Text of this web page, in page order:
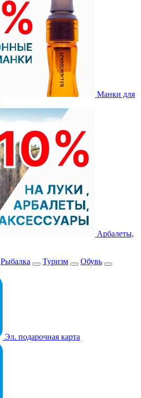
Манки для
Арбалеты,
Рыбалка Туризм
Обувь
Эл. подарочная карта